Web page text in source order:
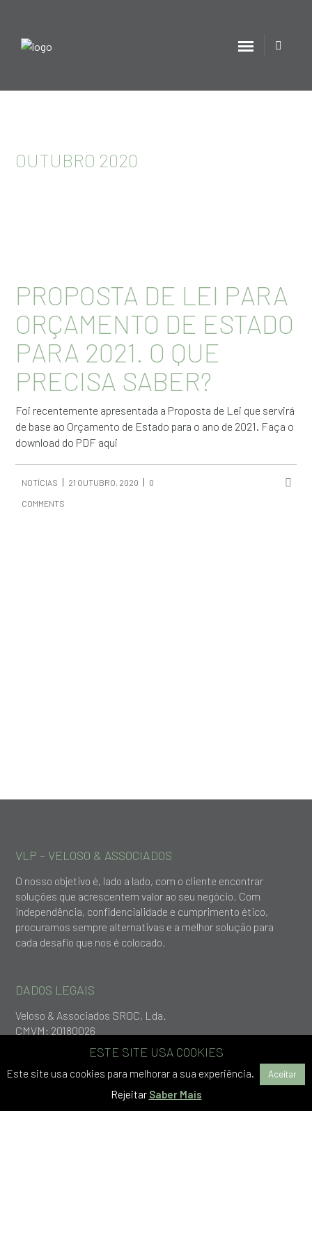
OUTUBRO 2020
PROPOSTA DE LEI PARA
ORÇAMENTO DE ESTADO
PARA 2021. O QUE
PRECISA SABER?
Foi recentemente apresentada a Proposta de Lei que servirá
de base ao Orçamento de Estado para o ano de 2021. Faça o
download do PDF aqui
NOTÍCIAS 21 OUTUBRO, 2020 0
COMMENTS
VLP – VELOSO & ASSOCIADOS
O nosso objetivo é, lado a lado, com o cliente encontrar
soluções que acrescentem valor ao seu negócio. Com
independência, confidencialidade e cumprimento ético,
procuramos sempre alternativas e a melhor solução para
cada desafio que nos é colocado.
DADOS LEGAIS
Veloso & Associados SROC, Lda.
CMVM: 20180026
Nº de registo na OROC: 326
Capital Social: 86 000€
NIF: 514 861 444
ESTE SITE USA COOKIES
Este site usa cookies para melhorar a sua experiência. Aceitar
Rejeitar Saber Mais